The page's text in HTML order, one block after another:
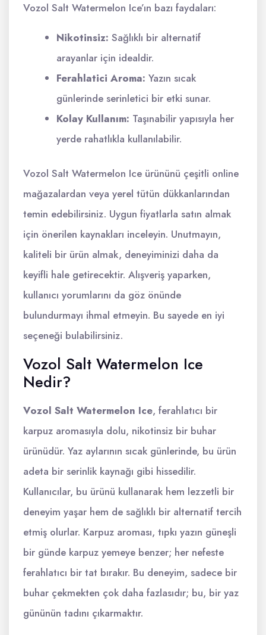
Vozol Salt Watermelon Ice’ın bazı faydaları:
Nikotinsiz: Sağlıklı bir alternatif
arayanlar için idealdir.
Ferahlatici Aroma: Yazın sıcak
günlerinde serinletici bir etki sunar.
Kolay Kullanım: Taşınabilir yapısıyla her
yerde rahatlıkla kullanılabilir.
Vozol Salt Watermelon Ice ürününü çeşitli online
mağazalardan veya yerel tütün dükkanlarından
temin edebilirsiniz. Uygun fiyatlarla satın almak
için önerilen kaynakları inceleyin. Unutmayın,
kaliteli bir ürün almak, deneyiminizi daha da
keyifli hale getirecektir. Alışveriş yaparken,
kullanıcı yorumlarını da göz önünde
bulundurmayı ihmal etmeyin. Bu sayede en iyi
seçeneği bulabilirsiniz.
Vozol Salt Watermelon Ice
Nedir?
Vozol Salt Watermelon Ice, ferahlatıcı bir
karpuz aromasıyla dolu, nikotinsiz bir buhar
ürünüdür. Yaz aylarının sıcak günlerinde, bu ürün
adeta bir serinlik kaynağı gibi hissedilir.
Kullanıcılar, bu ürünü kullanarak hem lezzetli bir
deneyim yaşar hem de sağlıklı bir alternatif tercih
etmiş olurlar. Karpuz aroması, tıpkı yazın güneşli
bir günde karpuz yemeye benzer; her nefeste
ferahlatıcı bir tat bırakır. Bu deneyim, sadece bir
buhar çekmekten çok daha fazlasıdır; bu, bir yaz
gününün tadını çıkarmaktır.